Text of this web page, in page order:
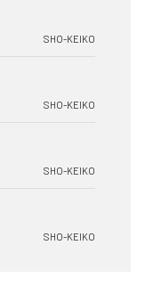
SHO-KEIKO
SHO-KEIKO
SHO-KEIKO
SHO-KEIKO